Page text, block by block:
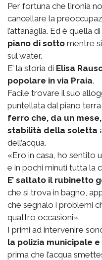
Per fortuna che l’ironia
cancellare la
l’attanaglia. Ed è quella di
piano di sotto mentre
sul water.
E’ la storia di Elisa
popolare in via Praia.
Facile trovare il suo
puntellata dal piano
ferro che, da un
stabilità della soletta
dell’acqua.
«Ero in casa, ho sentito
e in pochi minuti tutta la
E’ saltato il rubinetto
che si trova in bagno,
che segnalo i problemi
quattro occasioni».
I primi ad intervenire
la polizia municipale e
prima che l’acqua